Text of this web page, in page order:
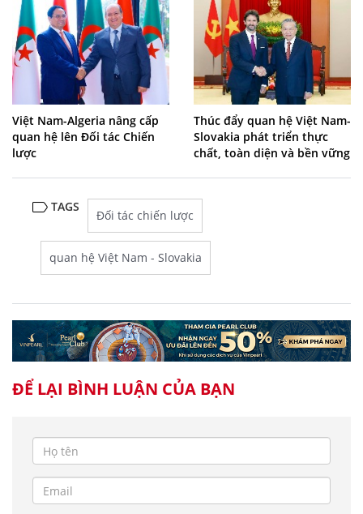
Việt Nam-Algeria nâng cấp
quan hệ lên Đối tác Chiến
lược
Thúc đẩy quan hệ Việt Nam-
Slovakia phát triển thực
chất, toàn diện và bền vững
TAGS
Đối tác chiến lược
quan hệ Việt Nam - Slovakia
ĐỂ LẠI BÌNH LUẬN CỦA BẠN